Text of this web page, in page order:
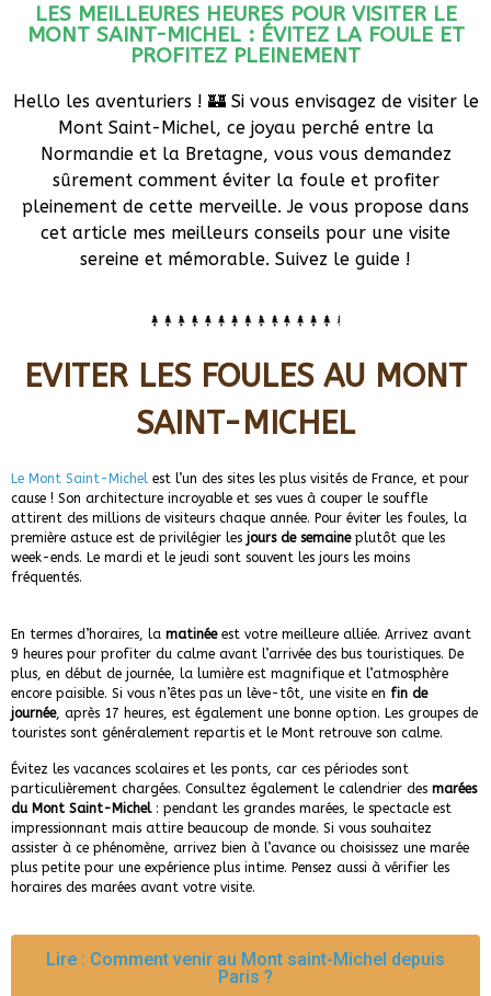
LES MEILLEURES HEURES POUR VISITER LE
MONT SAINT-MICHEL : ÉVITEZ LA FOULE ET
PROFITEZ PLEINEMENT
Hello les aventuriers ! 🏰 Si vous envisagez de visiter le
Mont Saint-Michel, ce joyau perché entre la
Normandie et la Bretagne, vous vous demandez
sûrement comment éviter la foule et profiter
pleinement de cette merveille. Je vous propose dans
cet article mes meilleurs conseils pour une visite
sereine et mémorable. Suivez le guide !
EVITER LES FOULES AU MONT
SAINT-MICHEL
Le Mont Saint-Michel est l’un des sites les plus visités de France, et pour
cause ! Son architecture incroyable et ses vues à couper le souffle
attirent des millions de visiteurs chaque année. Pour éviter les foules, la
première astuce est de privilégier les jours de semaineplutôt que les
week-ends. Le mardi et le jeudi sont souvent les jours les moins
fréquentés.
En termes d’horaires, la matinéeest votre meilleure alliée. Arrivez avant
9 heures pour profiter du calme avant l’arrivée des bus touristiques. De
plus, en début de journée, la lumière est magnifique et l’atmosphère
encore paisible. Si vous n’êtes pas un lève-tôt, une visite en fin de
journée, après 17 heures, est également une bonne option. Les groupes de
touristes sont généralement repartis et le Mont retrouve son calme.
Évitez les vacances scolaires et les ponts, car ces périodes sont
particulièrement chargées. Consultez également le calendrier des marées
du Mont Saint-Michel: pendant les grandes marées, le spectacle est
impressionnant mais attire beaucoup de monde. Si vous souhaitez
assister à ce phénomène, arrivez bien à l’avance ou choisissez une marée
plus petite pour une expérience plus intime. Pensez aussi à vérifier les
horaires des marées avant votre visite.
Lire : Comment venir au Mont saint-Michel depuis
Paris ?